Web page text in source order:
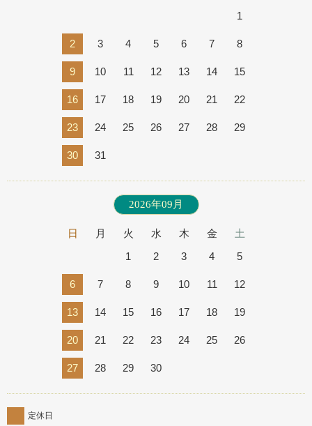
1
2 3 4 5 6 7 8
9 10 11 12 13 14 15
16 17 18 19 20 21 22
23 24 25 26 27 28 29
30 31
2026年09月
日 月 火 水 木 金
土
1
2 3 4 5
6 7 8 9 10 11 12
13 14 15 16 17 18 19
20 21 22 23 24 25 26
27 28 29 30
定休日